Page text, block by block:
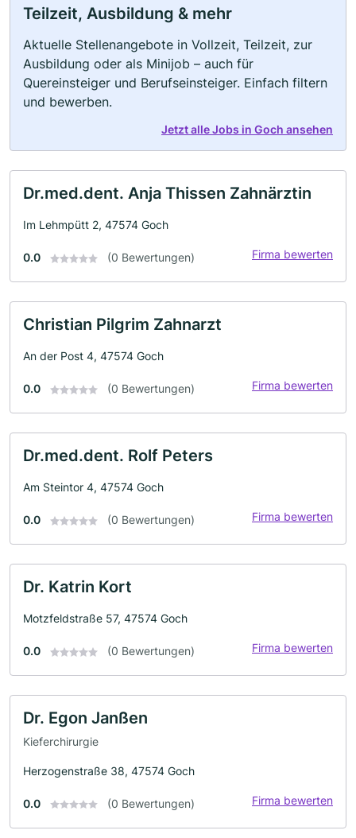
Teilzeit, Ausbildung & mehr
Aktuelle Stellenangebote in Vollzeit, Teilzeit, zur
Ausbildung oder als Minijob – auch für
Quereinsteiger und Berufseinsteiger. Einfach filtern
und bewerben.
Jetzt alle Jobs in Goch ansehen
Dr.med.dent. Anja Thissen Zahnärztin
Im Lehmpütt 2, 47574 Goch
0.0 (0 Bewertungen) Firma bewerten
Christian Pilgrim Zahnarzt
An der Post 4, 47574 Goch
0.0 (0 Bewertungen) Firma bewerten
Dr.med.dent. Rolf Peters
Am Steintor 4, 47574 Goch
0.0 (0 Bewertungen) Firma bewerten
Dr. Katrin Kort
Motzfeldstraße 57, 47574 Goch
0.0 (0 Bewertungen) Firma bewerten
Dr. Egon Janßen
Kieferchirurgie
Herzogenstraße 38, 47574 Goch
0.0 (0 Bewertungen) Firma bewerten